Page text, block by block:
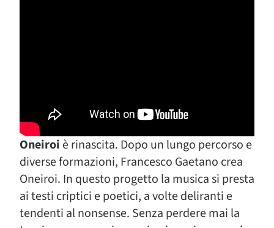
Oneiroi è rinascita. Dopo un lungo percorso e
diverse formazioni, Francesco Gaetano crea
Oneiroi. In questo progetto la musica si presta
ai testi criptici e poetici, a volte deliranti e
tendenti al nonsense. Senza perdere mai la